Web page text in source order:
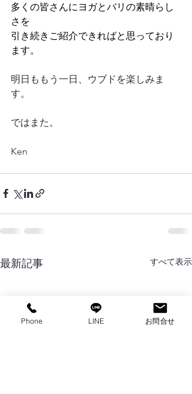
多くの皆さんにヨガとバリの素晴らし
さを
引き続きご紹介できればと思っており
ます。
明日ももう一日、ウブドを楽しみま
す。
ではまた。
Ken
最新記事 すべて表示
Phone LINE お問合せ